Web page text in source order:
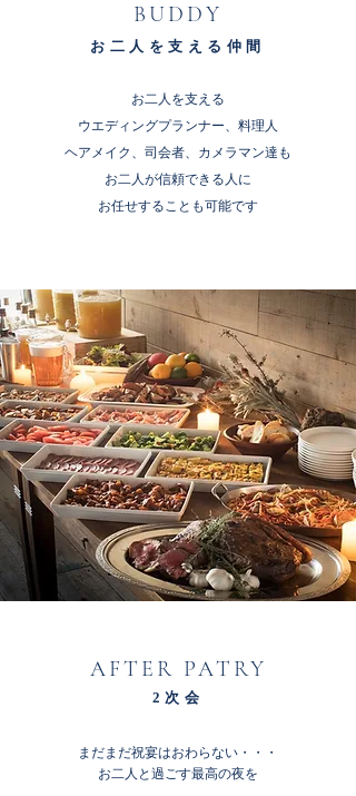
BUDDY
お二人を支える仲間
お二人を支える
ウエディングプランナー、料理人
ヘアメイク、司会者、カメラマン達 も
お二人が信頼できる人に
お任せすることも可能です
AFTER PATRY
2次会
まだまだ祝宴はおわらない・・・
お二人と過ごす最高の夜を